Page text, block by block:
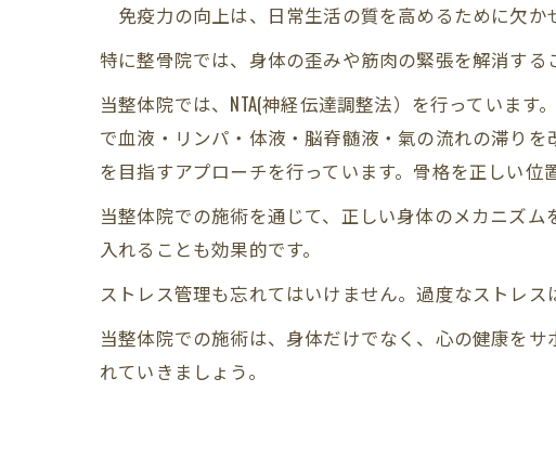
免疫力の向上は、日常生活の質を高めるために欠か
特に整骨院では、身体の歪みや筋肉の緊張を解消する
当整体院では、NTA(神経伝達調整法）を行っていま
で血液・リンパ・体液・脳脊髄液・氣の流れの滞り
を目指すアプローチを行っています。骨格を正しい
当整体院での施術を通じて、正しい身体のメカニズ
入れることも効果的です。
ストレス管理も忘れてはいけません。過度なストレ
当整体院での施術は、身体だけでなく、心の健康を
れていきましょう。